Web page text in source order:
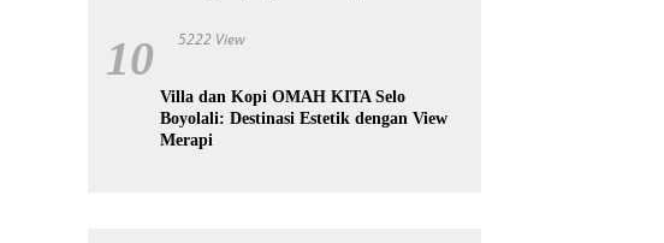
10 5222 View
Villa dan Kopi OMAH KITA Selo
Boyolali: Destinasi Estetik dengan View
Merapi